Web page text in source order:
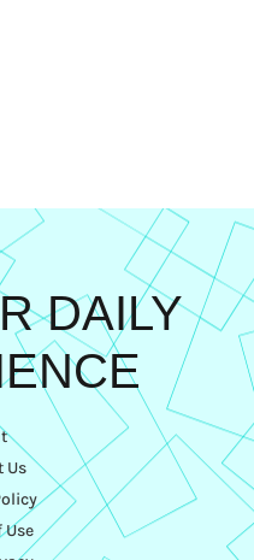
DAILY
Us
Use